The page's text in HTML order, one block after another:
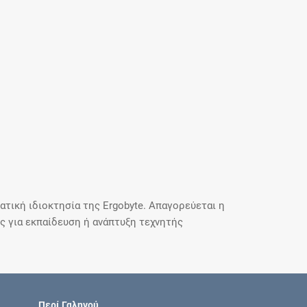
ιδιοκτησία της Ergobyte. Απαγορεύεται η
εκπαίδευση ή ανάπτυξη τεχνητής